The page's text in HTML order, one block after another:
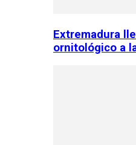
Extremadura
ornitológico a